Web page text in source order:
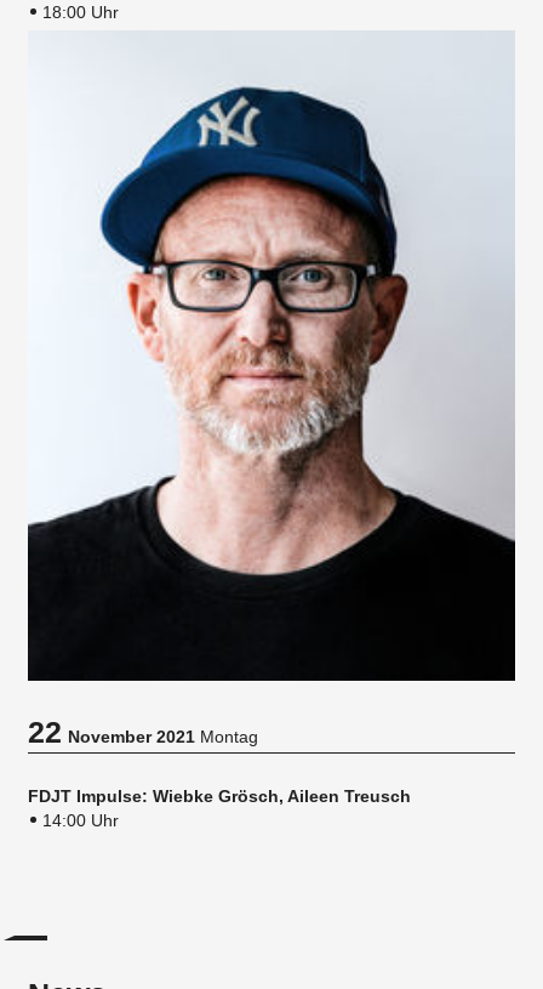
18:00 Uhr
22November 2021 Montag
FDJT Impulse: Wiebke Grösch, Aileen Treusch
14:00 Uhr